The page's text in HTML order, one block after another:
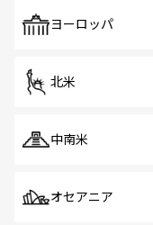
で、ホーカ
ヨーロッパ
北米
中南米
オセアニア